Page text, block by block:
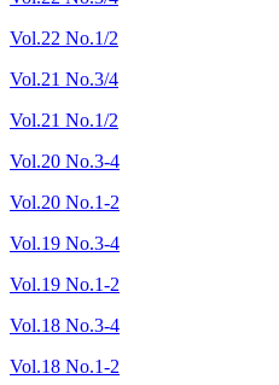
Vol.22 No.1/2
Vol.21 No.3/4
Vol.21 No.1/2
Vol.20 No.3-4
Vol.20 No.1-2
Vol.19 No.3-4
Vol.19 No.1-2
Vol.18 No.3-4
Vol.18 No.1-2